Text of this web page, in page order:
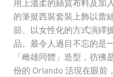
用上溫柔的絲質布料及加
的筆挺西裝套裝上飾以蕾
節、以女性化的方式演繹
品。最令人過目不忘的是
「雌雄同體」造型，彷彿
份的 Orlando 活現在眼前